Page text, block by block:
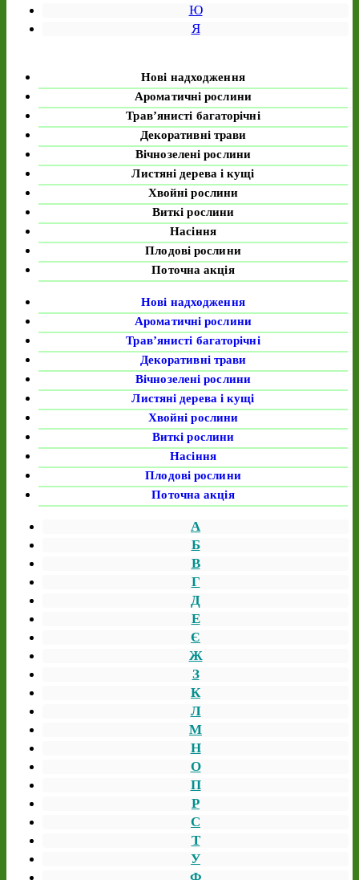
Ю
Я
Нові надходження
Ароматичні рослини
Трав’янисті багаторічні
Декоративні трави
Вічнозелені рослини
Листяні дерева і кущі
Хвойні рослини
Виткі рослини
Насіння
Плодові рослини
Поточна акція
Нові надходження
Ароматичні рослини
Трав’янисті багаторічні
Декоративні трави
Вічнозелені рослини
Листяні дерева і кущі
Хвойні рослини
Виткі рослини
Насіння
Плодові рослини
Поточна акція
А
Б
В
Г
Д
Е
Є
Ж
З
К
Л
М
Н
О
П
Р
С
Т
У